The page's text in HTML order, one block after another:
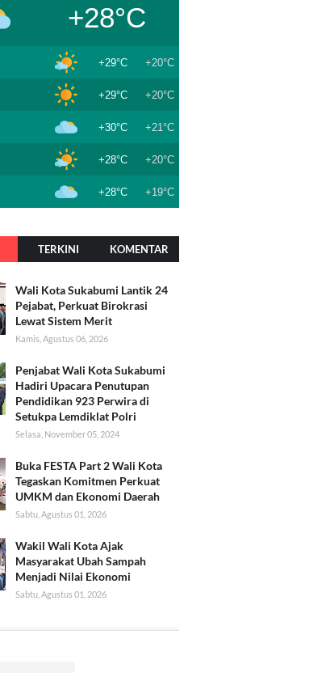
+28°C
+29°C +20°C
+29°C +20°C
+30°C +21°C
+28°C +20°C
+28°C +19°C
TERKINI KOMENTAR
Wali Kota Sukabumi Lantik 24
Pejabat, Perkuat Birokrasi
Lewat Sistem Merit
Kamis, Agustus 06, 2026
Penjabat Wali Kota Sukabumi
Hadiri Upacara Penutupan
Pendidikan 923 Perwira di
Setukpa Lemdiklat Polri
Selasa, November 05, 2024
Buka FESTA Part 2 Wali Kota
Tegaskan Komitmen Perkuat
UMKM dan Ekonomi Daerah
Sabtu, Agustus 01, 2026
Wakil Wali Kota Ajak
Masyarakat Ubah Sampah
Menjadi Nilai Ekonomi
Sabtu, Agustus 01, 2026